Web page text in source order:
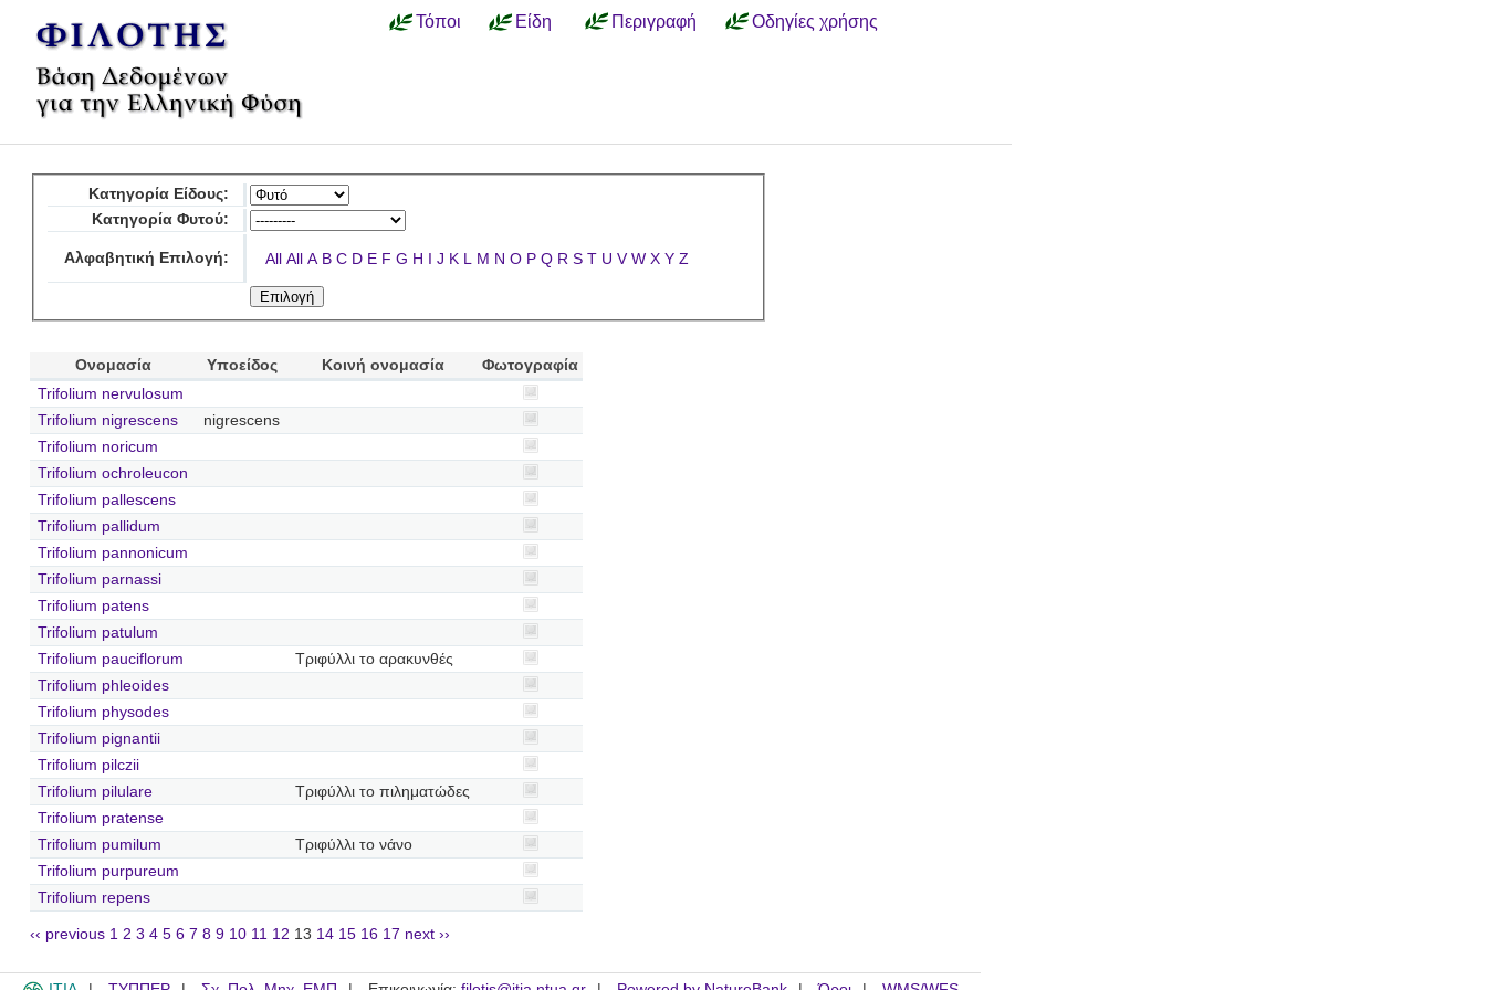
Τόποι Είδη Περιγραφή Οδηγίες χρήσης
Κατηγορία Είδους:
Κατηγορία Φυτού:
Αλφαβητική Επιλογή: All All A B C D E F G H I J K L M N O P Q R S T U V W X Y Z
Ονομασία Υποείδος Κοινή ονομασία
Φωτογραφία
Trifolium nervulosum
Trifolium nigrescens
nigrescens
Trifolium noricum
Trifolium ochroleucon
Trifolium pallescens
Trifolium pallidum
Trifolium pannonicum
Trifolium parnassi
Trifolium patens
Trifolium patulum
Trifolium pauciflorum
Τριφύλλι το αρακυνθές
Trifolium phleoides
Trifolium physodes
Trifolium pignantii
Trifolium pilczii
Trifolium pilulare
Τριφύλλι το πιληματώδες
Trifolium pratense
Trifolium pumilum
Τριφύλλι το νάνο
Trifolium purpureum
Trifolium repens
‹‹ previous 1 2 3 4 5 6 7 8 9 10 11 12 13 14 15 16 17 next ››